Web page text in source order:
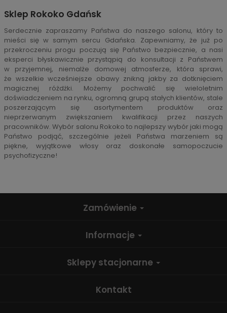
Sklep Rokoko Gdańsk
Serdecznie zapraszamy Państwa do naszego salonu, który to
mieści się w samym sercu Gdańska. Zapewniamy, że już po
przekroczeniu progu poczują się Państwo bezpiecznie, a nasi
eksperci błyskawicznie przystąpią do konsultacji z Państwem
w przyjemnej, niemalże domowej atmosferze, która sprawi,
że wszelkie wcześniejsze obawy znikną jakby za dotknięciem
magicznej różdżki. Możemy pochwalić się wieloletnim
doświadczeniem na rynku, ogromną grupą stałych klientów, stale
poszerzającym się asortymentem produktów oraz
nieprzerwanym zwiększaniem kwalifikacji przez naszych
pracowników. Wybór salonu Rokoko to najlepszy wybór jaki mogą
Państwo podjąć, szczególnie jeżeli Państwa marzeniem są
piękne, wyjątkowe włosy oraz doskonałe samopoczucie
psychofizyczne!
Zamówienie
Informacje
Sklepy stacjonarne
Kontakt